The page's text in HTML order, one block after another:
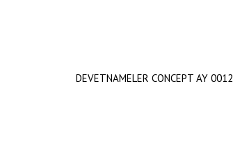
DEVETNAMELER CONCEPT AY 0012